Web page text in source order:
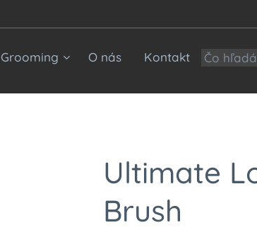
Grooming O nás Kontakt
Ultimate
Brush